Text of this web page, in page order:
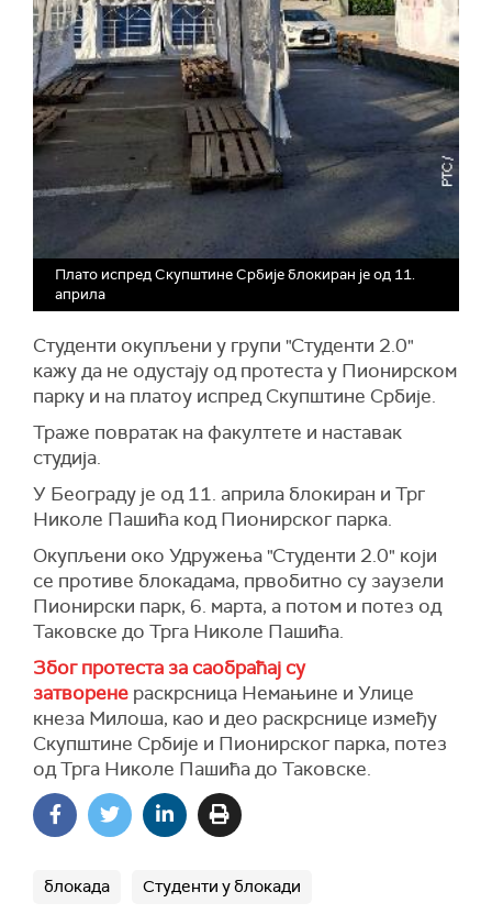
Плато испред Скупштине Србије блокиран је од 11.
априла
Студенти окупљени у групи "Студенти 2.0"
кажу да не одустају од протеста у Пионирском
парку и на платоу испред Скупштине Србије.
Траже повратак на факултете и наставак
студија.
У Београду је од 11. априла блокиран и Трг
Николе Пашића код Пионирског парка.
Окупљени око Удружења "Студенти 2.0" који
се противе блокадама, првобитно су заузели
Пионирски парк, 6. марта, а потом и потез од
Таковске до Трга Николе Пашића.
Због протеста за саобраћај су
затворене раскрсница Немањине и Улице
кнеза Милоша, као и део раскрснице између
Скупштине Србије и Пионирског парка, потез
од Трга Николе Пашића до Таковске.
блокада Студенти у блокади